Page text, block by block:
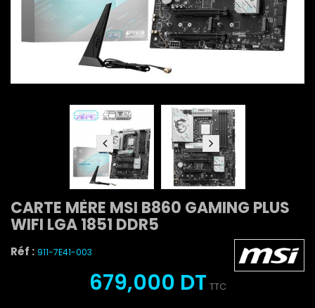
CARTE MÈRE MSI B860 GAMING PLUS
WIFI LGA 1851 DDR5
Réf : 911-7E41-003
679,000 DT TTC